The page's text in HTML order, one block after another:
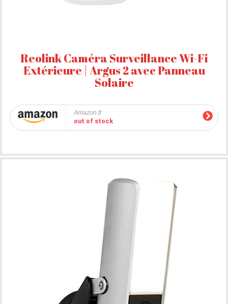
Reolink Caméra Surveillance Wi-Fi
Extérieure | Argus 2 avec Panneau
Solaire
Amazon.fr
out of stock